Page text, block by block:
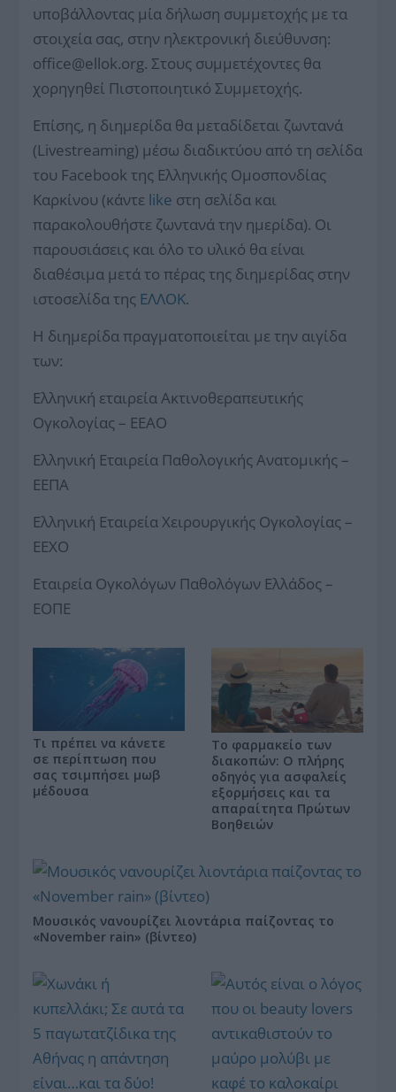
υποβάλλοντας μία δήλωση συμμετοχής με τα
στοιχεία σας, στην ηλεκτρονική διεύθυνση:
office@ellok.org. Στους συμμετέχοντες θα
χορηγηθεί Πιστοποιητικό Συμμετοχής.
Επίσης, η διημερίδα θα μεταδίδεται ζωντανά
(Livestreaming) μέσω διαδικτύου από τη σελίδα
του Facebook της Ελληνικής Ομοσπονδίας
Καρκίνου (κάντε like στη σελίδα και
παρακολουθήστε ζωντανά την ημερίδα). Οι
παρουσιάσεις και όλο το υλικό θα είναι
διαθέσιμα μετά το πέρας της διημερίδας στην
ιστοσελίδα της ΕΛΛΟΚ.
Η διημερίδα πραγματοποιείται με την αιγίδα
των:
Ελληνική εταιρεία Ακτινοθεραπευτικής
Ογκολογίας – ΕΕΑΟ
Ελληνική Εταιρεία Παθολογικής Ανατομικής –
ΕΕΠΑ
Ελληνική Εταιρεία Χειρουργικής Ογκολογίας –
ΕΕΧΟ
Εταιρεία Ογκολόγων Παθολόγων Ελλάδος –
ΕΟΠΕ
Τι πρέπει να κάνετε
σε περίπτωση που
σας τσιμπήσει μωβ
μέδουσα
Το φαρμακείο των
διακοπών: Ο πλήρης
οδηγός για ασφαλείς
εξορμήσεις και τα
απαραίτητα Πρώτων
Βοηθειών
Μουσικός νανουρίζει λιοντάρια παίζοντας το
«November rain» (βίντεο)